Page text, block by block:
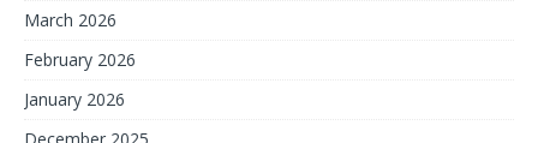
March 2026
February 2026
January 2026